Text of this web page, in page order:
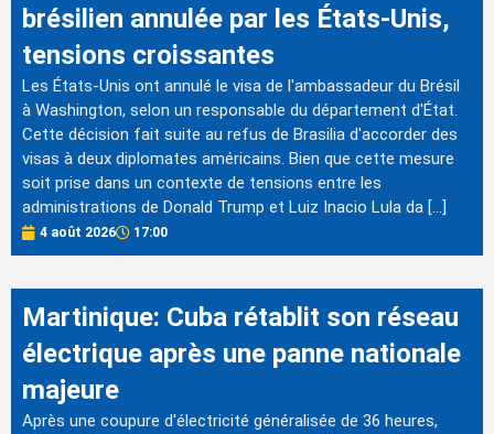
brésilien annulée par les États-Unis,
tensions croissantes
Les États-Unis ont annulé le visa de l'ambassadeur du Brésil
à Washington, selon un responsable du département d'État.
Cette décision fait suite au refus de Brasilia d'accorder des
visas à deux diplomates américains. Bien que cette mesure
soit prise dans un contexte de tensions entre les
administrations de Donald Trump et Luiz Inacio Lula da […]
4 août 2026 17:00
Martinique: Cuba rétablit son réseau
électrique après une panne nationale
majeure
Après une coupure d'électricité généralisée de 36 heures,